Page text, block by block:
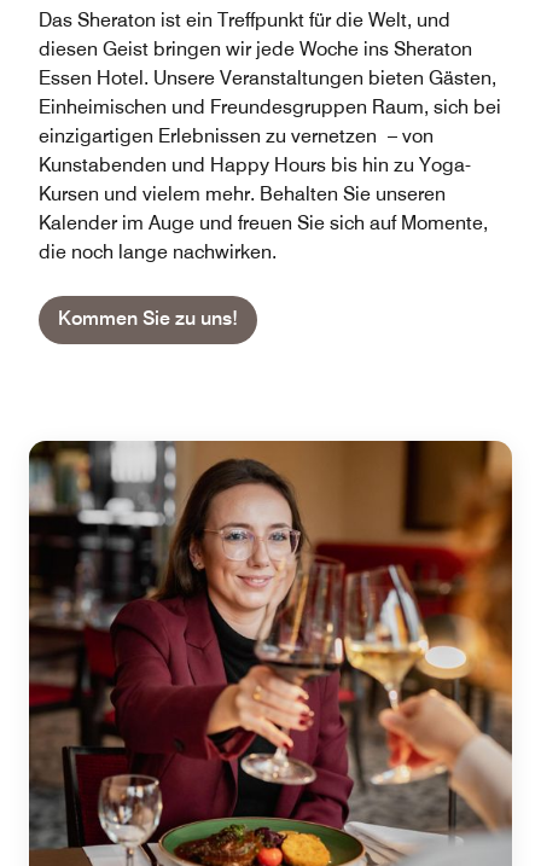
Das Sheraton ist ein Treffpunkt für die Welt, und
diesen Geist bringen wir jede Woche ins Sheraton
Essen Hotel. Unsere Veranstaltungen bieten Gästen,
Einheimischen und Freundesgruppen Raum, sich bei
einzigartigen Erlebnissen zu vernetzen – von
Kunstabenden und Happy Hours bis hin zu Yoga-
Kursen und vielem mehr. Behalten Sie unseren
Kalender im Auge und freuen Sie sich auf Momente,
die noch lange nachwirken.
Kommen Sie zu uns!